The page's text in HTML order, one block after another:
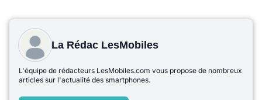
La Rédac LesMobiles
L'équipe de rédacteurs LesMobiles.com vous propose de nombreux
articles sur l'actualité des smartphones.